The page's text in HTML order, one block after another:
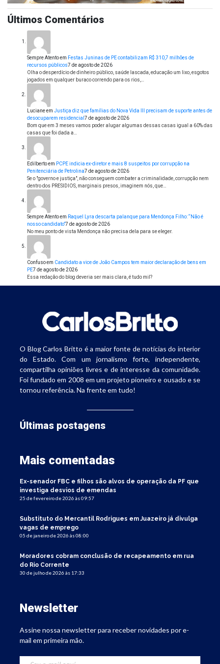
Últimos Comentários
Sempre Atentoem Festas Juninas de PE contabilizam R$ 310,7 milhões de
recursos públicos7 de agosto de 2026
Olha o desperdício de dinheiro público, saúde lascada, educação um lixo, esgotos
jogados em qualquer buraco correndo para os rios,…
Lucianeem Justiça diz que famílias do Nova Vida III precisam de suporte antes de
desocuparem residencial 7 de agosto de 2026
Bom que em 3 meses vamos poder alugar algumas dessas casas igual a 60% das
casas que foi dada a…
Edilbertoem PCPE indicia ex-diretor e mais 8 suspeitos por corrupção na
Penitenciária de Petrolina7 de agosto de 2026
Se o "governo e justiça", não conseguem combater a criminalidade, corrupção nem
dentro dos PRESIDIOS, marginais presos, imaginem nós, que…
Sempre Atentoem Raquel Lyra descarta palanque para Mendonça Filho: “Não é
nosso candidato”7 de agosto de 2026
No meu ponto de vista Mendonça não precisa dela para se eleger.
Confusoem Candidato a vice de João Campos tem maior declaração de bens em
PE7 de agosto de 2026
Essa redação do blog deveria ser mais clara, é tudo mil?
O Blog Carlos Britto é a maior fonte de notícias do interior
do Estado. Com um jornalismo forte, independente,
compartilha opiniões livres e de interesse da comunidade.
Foi fundado em 2008 em um projeto pioneiro e ousado e se
tornou referência. Na frente em tudo!
Últimas postagens
Mais comentadas
Ex-senador FBC e filhos são alvos de operação da PF que
investiga desvios de emendas
25 de fevereiro de 2026 às 09:57
Substituto do Mercantil Rodrigues em Juazeiro já divulga
vagas de emprego
05 de janeiro de 2026 às 08:00
Moradores cobram conclusão de recapeamento em rua
do Rio Corrente
30 de julho de 2026 às 17:33
Newsletter
Assine nossa newsletter para receber novidades por e-
mail em primeira mão.